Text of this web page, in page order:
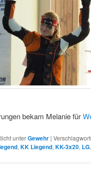
bekam Melanie für
unterGewehr |
, KK Liegend, KK-3x20, LG,